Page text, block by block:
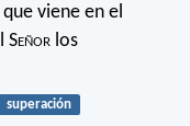
viene en el
Señor los
superación